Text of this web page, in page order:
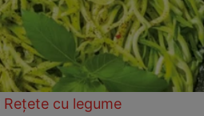
Rețete cu legume